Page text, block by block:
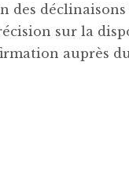
des déclinaisons
sur la
auprès